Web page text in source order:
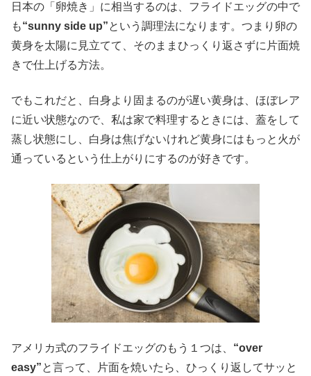
日本の「卵焼き」に相当するのは、フライドエッグの中で
も“sunny side up”という調理法になります。つまり卵の
黄身を太陽に見立てて、そのままひっくり返さずに片面焼
きで仕上げる方法。
でもこれだと、白身より固まるのが遅い黄身は、ほぼレア
に近い状態なので、私は家で料理するときには、蓋をして
蒸し状態にし、白身は焦げないけれど黄身にはもっと火が
通っているという仕上がりにするのが好きです。
アメリカ式のフライドエッグのもう１つは、 “over
easy”と言って、片面を焼いたら、ひっくり返してサッと